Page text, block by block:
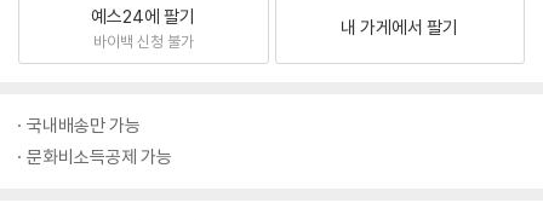
예스24에 팔기
바이백 신청 불가
내 가게에서 팔기
국내배송만 가능
문화비소득공제 가능